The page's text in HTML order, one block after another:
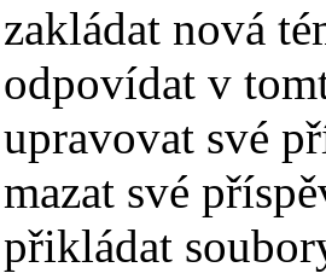
zakládat nová
odpovídat v
upravovat své
mazat své
přikládat